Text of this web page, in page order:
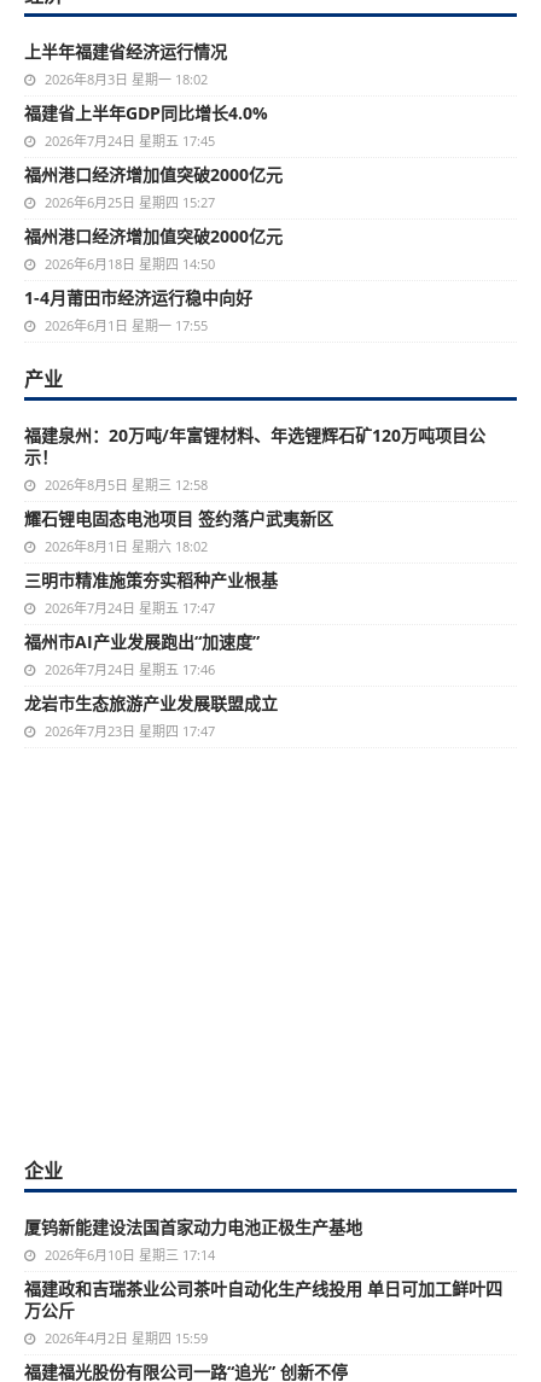
上半年福建省经济运行情况
2026年8月3日 星期一 18:02
福建省上半年GDP同比增长4.0%
2026年7月24日 星期五 17:45
福州港口经济增加值突破2000亿元
2026年6月25日 星期四 15:27
福州港口经济增加值突破2000亿元
2026年6月18日 星期四 14:50
1-4月莆田市经济运行稳中向好
2026年6月1日 星期一 17:55
产业
福建泉州：20万吨/年富锂材料、年选锂辉石矿120万吨项目公
示！
2026年8月5日 星期三 12:58
耀石锂电固态电池项目 签约落户武夷新区
2026年8月1日 星期六 18:02
三明市精准施策夯实稻种产业根基
2026年7月24日 星期五 17:47
福州市AI产业发展跑出“加速度”
2026年7月24日 星期五 17:46
龙岩市生态旅游产业发展联盟成立
2026年7月23日 星期四 17:47
企业
厦钨新能建设法国首家动力电池正极生产基地
2026年6月10日 星期三 17:14
福建政和吉瑞茶业公司茶叶自动化生产线投用 单日可加工鲜叶四
万公斤
2026年4月2日 星期四 15:59
福建福光股份有限公司一路“追光” 创新不停